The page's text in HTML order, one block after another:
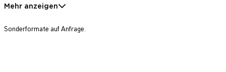
Mehr anzeigen
Sonderformate auf Anfrage.